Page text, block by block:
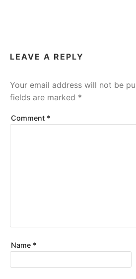
LEAVE A REPLY
Your email address will not be
fields are marked *
Comment *
Name *